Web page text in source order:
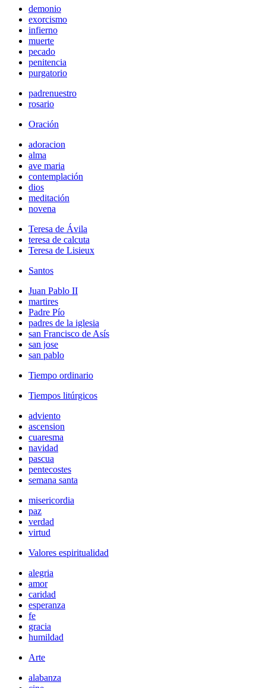
demonio
exorcismo
infierno
muerte
pecado
penitencia
purgatorio
padrenuestro
rosario
Oración
adoracion
alma
ave maria
contemplación
dios
meditación
novena
Teresa de Ávila
teresa de calcuta
Teresa de Lisieux
Santos
Juan Pablo II
martires
Padre Pío
padres de la iglesia
san Francisco de Asís
san jose
san pablo
Tiempo ordinario
Tiempos litúrgicos
adviento
ascension
cuaresma
navidad
pascua
pentecostes
semana santa
misericordia
paz
verdad
virtud
Valores espiritualidad
alegria
amor
caridad
esperanza
fe
gracia
humildad
Arte
alabanza